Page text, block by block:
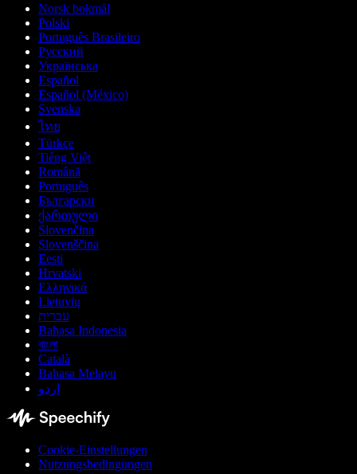
Norsk bokmål
Polski
Português Brasileiro
Русский
Українська
Español
Español (México)
Svenska
ไทย
Türkçe
Tiếng Việt
Română
Português
Български
ქართული
Slovenčina
Slovenščina
Eesti
Hrvatski
Ελληνικά
Lietuvių
עברית
Bahasa Indonesia
বাংলা
Català
Bahasa Melayu
اردو
Cookie-Einstellungen
Nutzungsbedingungen